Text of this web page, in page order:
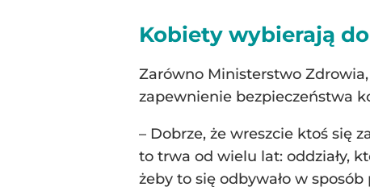
Kobiety wybierają
Zarówno Ministerstwo
zapewnienie bezpieczeństwa
– Dobrze, że wreszcie ktoś się
to trwa od wielu lat: oddziały,
żeby to się odbywało w